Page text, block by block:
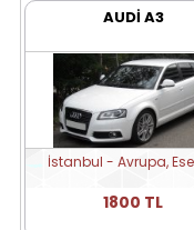
AUDİ A3
İstanbul - Avrupa,
1800 TL